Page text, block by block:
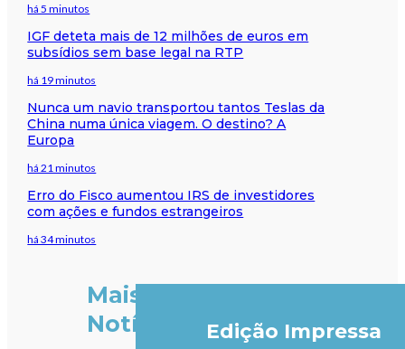
há 5 minutos
IGF deteta mais de 12 milhões de euros em
subsídios sem base legal na RTP
há 19 minutos
Nunca um navio transportou tantos Teslas da
China numa única viagem. O destino? A
Europa
há 21 minutos
Erro do Fisco aumentou IRS de investidores
com ações e fundos estrangeiros
há 34 minutos
Mais
Notícias
Edição Impressa